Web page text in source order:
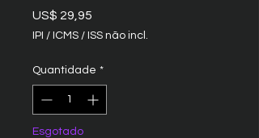
US$ 29,95
IPI / ICMS / ISS não incl.
Quantidade *
Esgotado